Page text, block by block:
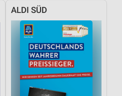
ALDI SÜD